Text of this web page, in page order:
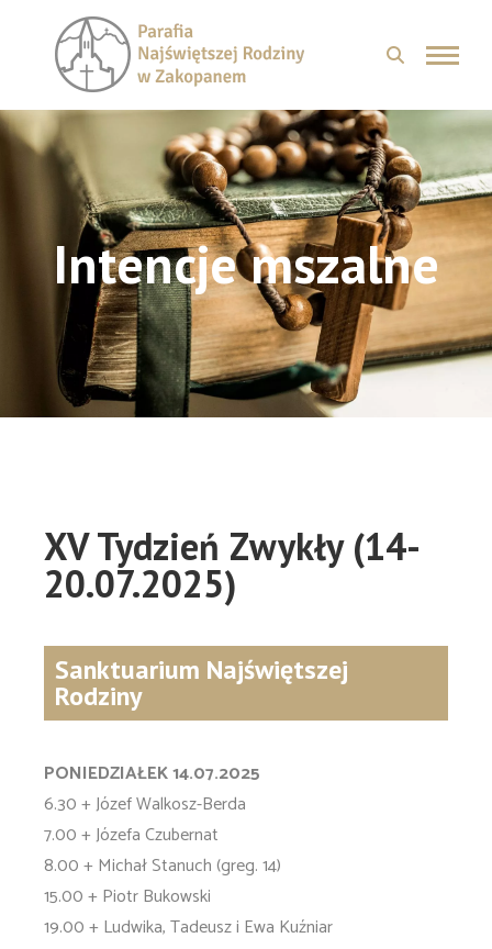
Intencje mszalne
XV Tydzień Zwykły (14-
20.07.2025)
Sanktuarium Najświętszej
Rodziny
PONIEDZIAŁEK 14.07.2025
6.30 + Józef Walkosz-Berda
7.00 + Józefa Czubernat
8.00 + Michał Stanuch (greg. 14)
15.00 + Piotr Bukowski
19.00 + Ludwika, Tadeusz i Ewa Kuźniar